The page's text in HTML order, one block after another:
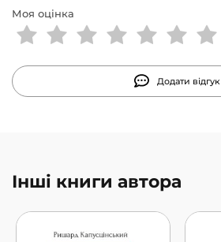
Моя оцінка
Додати відгук
Інші книги автора